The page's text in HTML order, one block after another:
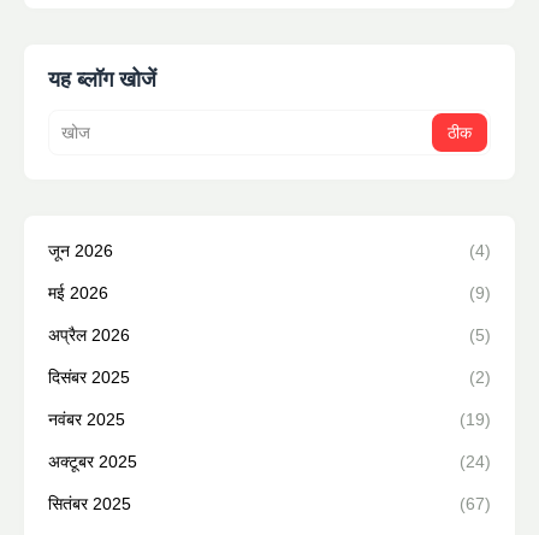
यह ब्लॉग खोजें
जून 2026 (4)
मई 2026 (9)
अप्रैल 2026 (5)
दिसंबर 2025 (2)
नवंबर 2025 (19)
अक्टूबर 2025 (24)
सितंबर 2025 (67)